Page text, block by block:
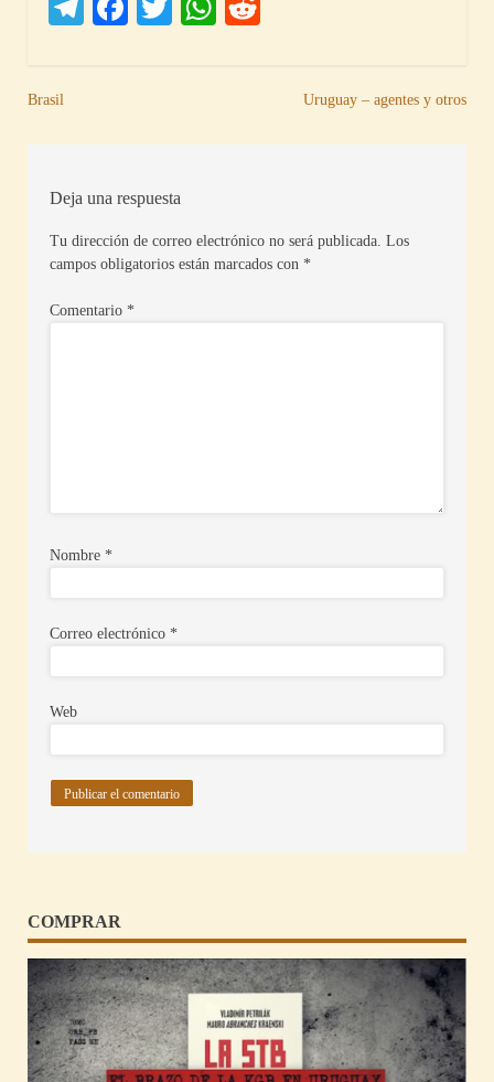
Telegram
Facebook
TwitterWhatsApp
Navegación
de
Brasil Uruguay – agentes y otros
Deja una respuesta
Tu dirección de correo electrónico no será publicada. Los
campos obligatorios están marcados con *
Comentario *
Nombre *
Correo electrónico *
Web
COMPRAR